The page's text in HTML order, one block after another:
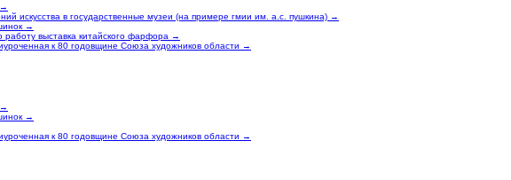
искусства в государственные музеи (на примере гмии им. а.с. пушкина) →
→
выставка китайского фарфора →
к 80 годовщине Союза художников области →
→
к 80 годовщине Союза художников области →